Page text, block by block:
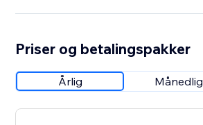
Priser og betalingspakker
Årlig Månedlig